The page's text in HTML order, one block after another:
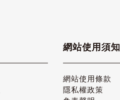
網站使用須知
網站使用條款
隱私權政策